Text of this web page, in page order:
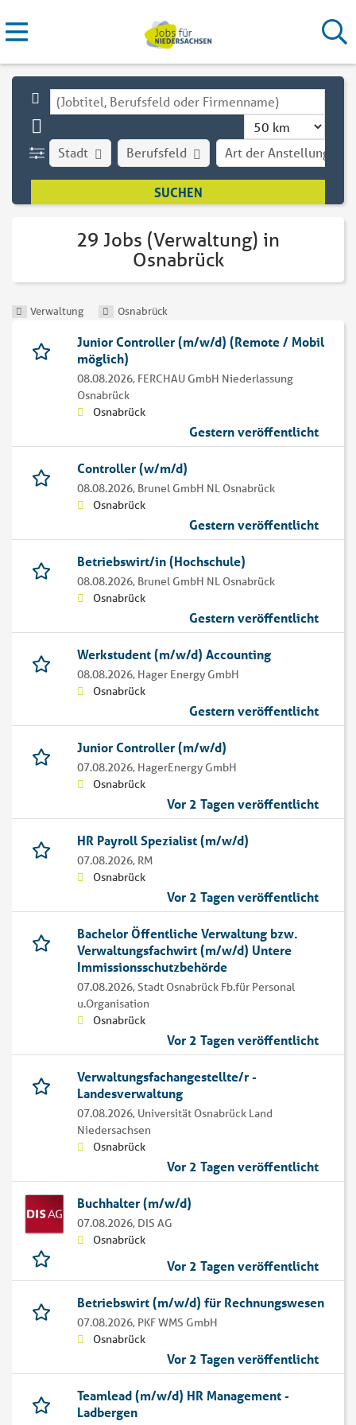
Stadt Art der Anstellung
Berufsfeld
29 Jobs (Verwaltung) in
Osnabrück
Verwaltung Osnabrück
Junior Controller (m/w/d) (Remote / Mobil
möglich)
08.08.2026, FERCHAU GmbH Niederlassung
Osnabrück
Osnabrück
Gestern veröffentlicht
Controller (w/m/d)
08.08.2026, Brunel GmbH NL Osnabrück
Osnabrück
Gestern veröffentlicht
Betriebswirt/in (Hochschule)
08.08.2026, Brunel GmbH NL Osnabrück
Osnabrück
Gestern veröffentlicht
Werkstudent (m/w/d) Accounting
08.08.2026, Hager Energy GmbH
Osnabrück
Gestern veröffentlicht
Junior Controller (m/w/d)
07.08.2026, HagerEnergy GmbH
Osnabrück
Vor 2 Tagen veröffentlicht
HR Payroll Spezialist (m/w/d)
07.08.2026, RM
Osnabrück
Vor 2 Tagen veröffentlicht
Bachelor Öffentliche Verwaltung bzw.
Verwaltungsfachwirt (m/w/d) Untere
Immissionsschutzbehörde
07.08.2026,Stadt Osnabrück Fb.für Personal
u.Organisation
Osnabrück
Vor 2 Tagen veröffentlicht
Verwaltungsfachangestellte/r -
Landesverwaltung
07.08.2026, Universität Osnabrück Land
Niedersachsen
Osnabrück
Vor 2 Tagen veröffentlicht
Buchhalter (m/w/d)
07.08.2026, DIS AG
Osnabrück
Vor 2 Tagen veröffentlicht
Betriebswirt (m/w/d) für Rechnungswesen
07.08.2026, PKF WMS GmbH
Osnabrück
Vor 2 Tagen veröffentlicht
Teamlead (m/w/d) HR Management -
Ladbergen